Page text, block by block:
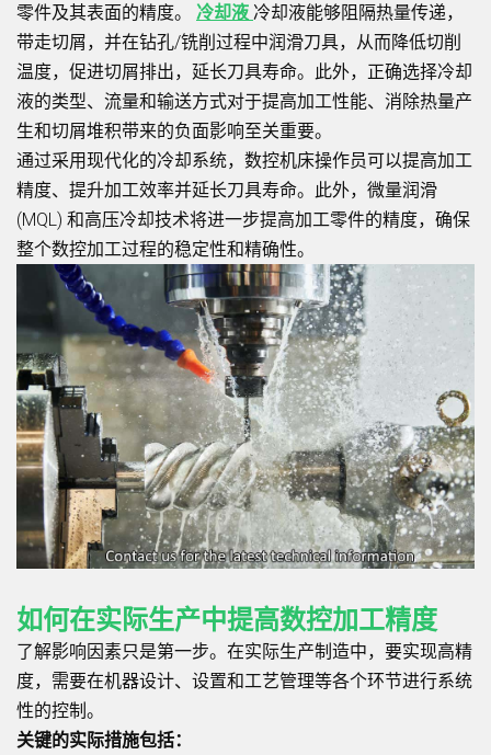
零件及其表面的精度。 冷却液 冷却液能够阻隔热量传递，
带走切屑，并在钻孔/铣削过程中润滑刀具，从而降低切削
温度，促进切屑排出，延长刀具寿命。此外，正确选择冷却
液的类型、流量和输送方式对于提高加工性能、消除热量产
生和切屑堆积带来的负面影响至关重要。
通过采用现代化的冷却系统，数控机床操作员可以提高加工
精度、提升加工效率并延长刀具寿命。此外，微量润滑
(MQL) 和高压冷却技术将进一步提高加工零件的精度，确保
整个数控加工过程的稳定性和精确性。
如何在实际生产中提高数控加工精度
了解影响因素只是第一步。在实际生产制造中，要实现高精
度，需要在机器设计、设置和工艺管理等各个环节进行系统
性的控制。
关键的实际措施包括：